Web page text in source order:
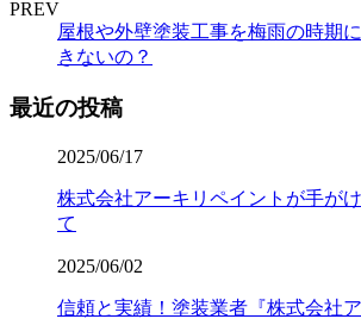
PREV
屋根や外壁塗装工事を梅雨の時期
きないの？
最近の投稿
2025/06/17
株式会社アーキリペイントが手が
て
2025/06/02
信頼と実績！塗装業者『株式会社